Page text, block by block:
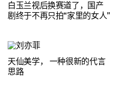
白玉兰视后换赛道了，国产
剧终于不再只拍“家里的女人”
天仙美学， 一种很新的代言
思路